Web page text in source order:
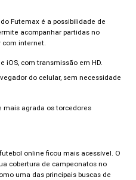
Futemax é a possibilidade de
acompanhar partidas no
internet.
iOS, com transmissão em HD.
do celular, sem necessidade
mais agrada os torcedores
online ficou mais acessível. O
cobertura de campeonatos no
uma das principais buscas de